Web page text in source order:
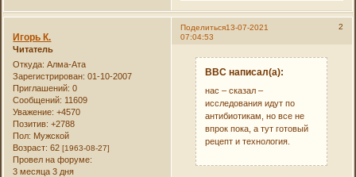
Поделиться 2
13-07-2021
07:04:53
Игорь К.
Читатель
Откуда: Алма-Ата
Зарегистрирован: 01-10-2007
Приглашений: 0
Сообщений: 11609
Уважение: +4570
Позитив: +2788
Пол: Мужской
Возраст: 62[1963-08-27]
Провел на форуме:
3 месяца 3 дня
ВВС написал(а):
нас – сказал –
исследования идут по
антибиотикам, но все не
впрок пока, а тут готовый
рецепт и технология.